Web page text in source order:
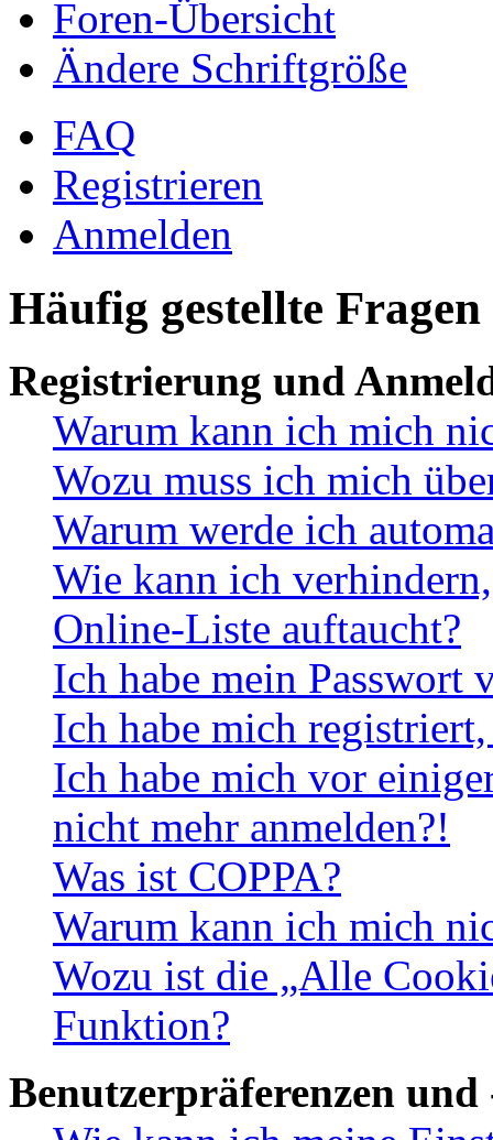
Foren-Übersicht
Ändere Schriftgröße
FAQ
Registrieren
Anmelden
Häufig gestellte Fragen
Registrierung und
Warum kann ich mich
Wozu muss ich mich
Warum werde ich
Wie kann ich
Online-Liste auftaucht?
Ich habe mein Passwort
Ich habe mich
Ich habe mich vor
nicht mehr anmelden?!
Was ist COPPA?
Warum kann ich mich
Wozu ist die „Alle
Funktion?
Benutzerpräferenzen und